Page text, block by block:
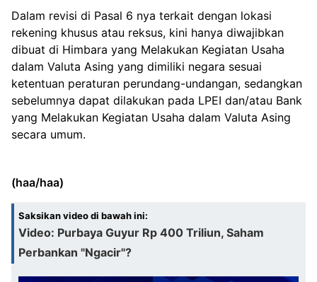
Dalam revisi di Pasal 6 nya terkait dengan lokasi
rekening khusus atau reksus, kini hanya diwajibkan
dibuat di Himbara yang Melakukan Kegiatan Usaha
dalam Valuta Asing yang dimiliki negara sesuai
ketentuan peraturan perundang-undangan, sedangkan
sebelumnya dapat dilakukan pada LPEI dan/atau Bank
yang Melakukan Kegiatan Usaha dalam Valuta Asing
secara umum.
(haa/haa)
Saksikan video di bawah ini:
Video: Purbaya Guyur Rp 400 Triliun, Saham
Perbankan "Ngacir"?